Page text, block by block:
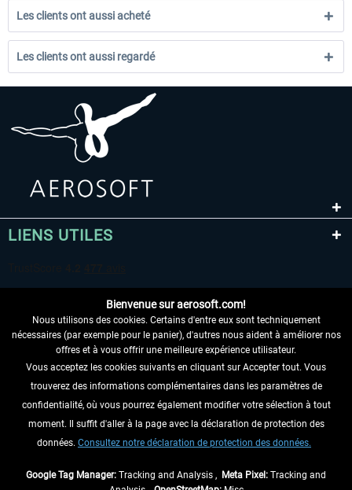
Les clients ont aussi acheté
Les clients ont aussi regardé
LIENS UTILES
RENONCER AU CONTRAT ICI
INFORMATIONS
NE MANQUEZ PAS LES DERNIÈRES
Bienvenue sur aerosoft.com!
Nous utilisons des cookies. Certains d'entre eux sont techniquement
nécessaires (par exemple pour le panier), d'autres nous aident à améliorer nos
offres et à vous offrir une meilleure expérience utilisateur.
Vous acceptez les cookies suivants en cliquant sur Accepter tout. Vous
trouverez des informations complémentaires dans les paramètres de
confidentialité, où vous pourrez également modifier votre sélection à tout
moment. Il suffit d'aller à la page avec la déclaration de protection des
données. Consultez notre déclaration de protection des données.
Google Tag Manager: Tracking and Analysis , Meta Pixel: Tracking and